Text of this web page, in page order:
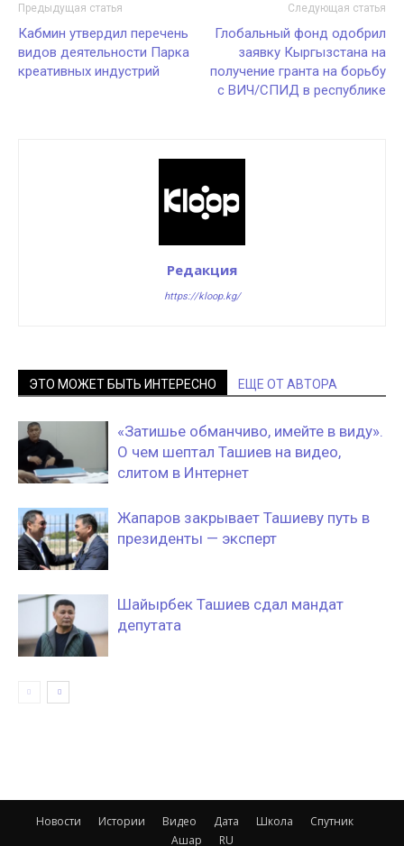
Предыдущая статья
Кабмин утвердил перечень
видов деятельности Парка
креативных индустрий
Следующая статья
Глобальный фонд одобрил
заявку Кыргызстана на
получение гранта на борьбу
с ВИЧ/СПИД в республике
Редакция
https://kloop.kg/
ЭТО МОЖЕТ БЫТЬ ИНТЕРЕСНО ЕЩЕ ОТ АВТОРА
«Затишье обманчиво, имейте в виду».
О чем шептал Ташиев на видео,
слитом в Интернет
Жапаров закрывает Ташиеву путь в
президенты — эксперт
Шайырбек Ташиев сдал мандат
депутата
Новости Истории Видео Дата Школа
Спутник
Ашар
RU